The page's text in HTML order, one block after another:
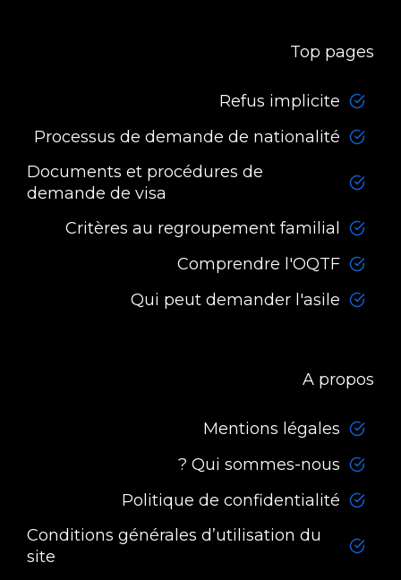
Top pages
Refus implicite
Processus de demande de nationalité
Documents et procédures de
demande de visa
Critères au regroupement familial
Comprendre l'OQTF
Qui peut demander l'asile
A propos
Mentions légales
Qui sommes-nous ?
Politique de confidentialité
Conditions générales d’utilisation du
site